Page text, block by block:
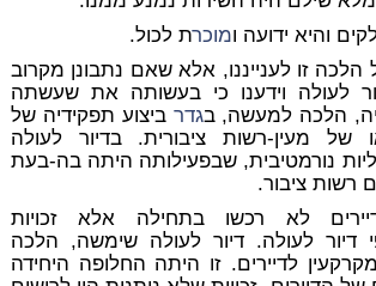
והיא ידועה ומוכרת לכול.
הלכה זו לענייננו, אלא שאם נתבונן מקרוב
לעולה וידענו כי בעשותה את שעשתה
הלכה למעשה, בגדר ביצוע תפקידיה של
של מעין-רשות ציבורית. בדיור לעולה
נורמטיבית, שבפעילותה היתה בה-בעת
רשות ציבור.
לא רכשו בתחילה אלא זכויות
דיור לעולה. דיור לעולה שימשה, הלכה
לדיירים. זו היתה החלופה היחידה